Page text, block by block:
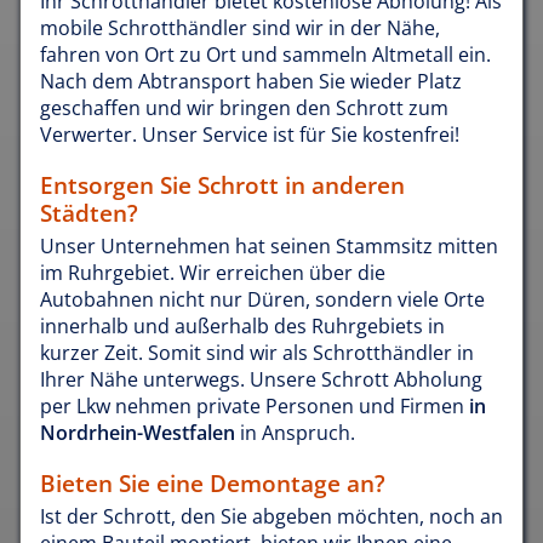
mobile Schrotthändler sind wir in der Nähe,
fahren von Ort zu Ort und sammeln Altmetall ein.
Nach dem Abtransport haben Sie wieder Platz
geschaffen und wir bringen den Schrott zum
Verwerter. Unser Service ist für Sie kostenfrei!
Entsorgen Sie Schrott in anderen
Städten?
Unser Unternehmen hat seinen Stammsitz mitten
im Ruhrgebiet. Wir erreichen über die
Autobahnen nicht nur Düren, sondern viele Orte
innerhalb und außerhalb des Ruhrgebiets in
kurzer Zeit. Somit sind wir als Schrotthändler in
Ihrer Nähe unterwegs. Unsere Schrott Abholung
per Lkw nehmen private Personen und Firmen in
Nordrhein-Westfalen in Anspruch.
Bieten Sie eine Demontage an?
Ist der Schrott, den Sie abgeben möchten, noch an